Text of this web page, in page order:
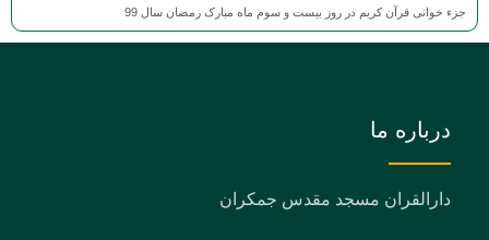
جزء خوانی قرآن کریم در روز بیست و سوم ماه مبارک رمضان سال 99
درباره ما
دارالقران مسجد مقدس جمکران